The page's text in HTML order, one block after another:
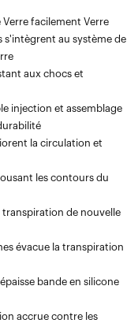
Verre facilement Verre
s'intègrent au système de
aux chocs et
injection et assemblage
la circulation et
les contours du
transpiration de nouvelle
évacue la transpiration
bande en silicone
accrue contre les